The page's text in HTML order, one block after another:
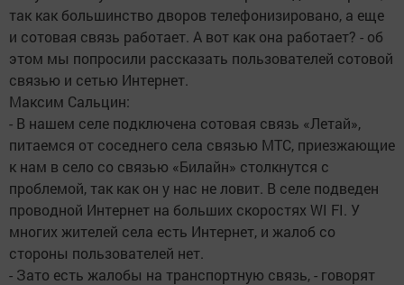
так как большинство дворов телефонизировано, а еще
и сотовая связь работает. А вот как она работает? - об
этом мы попросили рассказать пользователей сотовой
связью и сетью Интернет.
Максим Сальцин:
- В нашем селе подключена сотовая связь «Летай»,
питаемся от соседнего села связью МТС, приезжающие
к нам в село со связью «Билайн» столкнутся с
проблемой, так как он у нас не ловит. В селе подведен
проводной Интернет на больших скоростях WI FI. У
многих жителей села есть Интернет, и жалоб со
стороны пользователей нет.
- Зато есть жалобы на транспортную связь, - говорят